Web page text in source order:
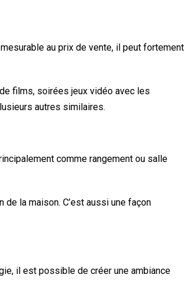
au prix de vente, il peut fortement
films, soirées jeux vidéo avec les
autres similaires.
comme rangement ou salle
la maison. C’est aussi une façon
il est possible de créer une ambiance